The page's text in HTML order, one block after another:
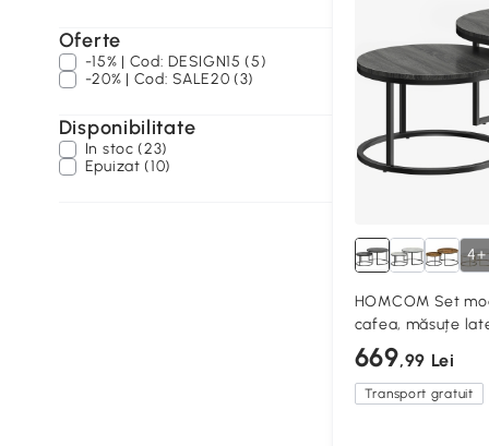
Oferte
-15% | Cod: DESIGN15 (5)
-20% | Cod: SALE20 (3)
Disponibilitate
In stoc (23)
Epuizat (10)
4+
HOMCOM Set
cafea, măsuțe
cadru metalic
birou, Negru
669,99 Lei
Transport gratuit